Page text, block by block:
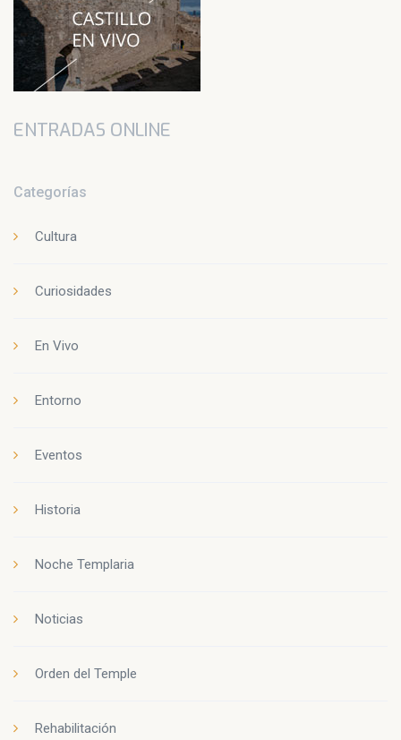
ENTRADAS ONLINE
Categorías
Cultura
Curiosidades
En Vivo
Entorno
Eventos
Historia
Noche Templaria
Noticias
Orden del Temple
Rehabilitación